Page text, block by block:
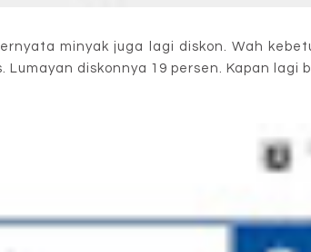
minyak juga lagi diskon. Wah
diskonnya 19 persen. Kapan lagi